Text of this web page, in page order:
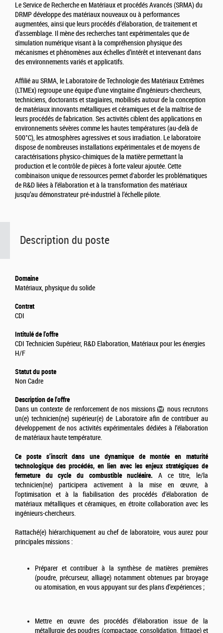
Description du poste
Domaine
Matériaux, physique du solide
Contrat
CDI
Intitulé de l'offre
CDI Technicien Supérieur, R&D Elaboration, Matériaux pour les énergies
H/F
Statut du poste
Non Cadre
Description de l'offre
Dans un contexte de renforcement de nos missions 🦁 nous recrutons
un(e) technicien(ne) supérieur(e) de Laboratoire afin de contribuer au
développement de nos activités expérimentales dédiées à l’élaboration
de matériaux haute température.
Ce poste s’inscrit dans une dynamique de montée en maturité
technologique des procédés, en lien avec les enjeux stratégiques de
fermeture du cycle du combustible nucléaire.
A ce titre, le/la
technicien(ne) participera activement à la mise en œuvre, à
l’optimisation et à la fiabilisation des procédés d’élaboration de
matériaux métalliques et céramiques, en étroite collaboration avec les
ingénieurs-chercheurs.
Rattaché(e) hiérarchiquement au chef de laboratoire, vous aurez pour
principales missions :
Préparer et contribuer à la synthèse de matières premières
(poudre, précurseur, alliage) notamment obtenues par broyage
ou atomisation, en vous appuyant sur des plans d’expériences ;
Mettre en œuvre des procédés d’élaboration issue de la
métallurgie des poudres (compactage, consolidation, frittage) et
Le Service de Recherche en Matériaux et procédés Avancés (SRMA) du
DRMP développe des matériaux nouveaux ou à performances
augmentées, ainsi que leurs procédés d’élaboration, de traitement et
d’assemblage. Il mène des recherches tant expérimentales que de
simulation numérique visant à la compréhension physique des
mécanismes et phénomènes aux échelles d’intérêt et intervenant dans
des environnements variés et applicatifs.
Affilié au SRMA, le Laboratoire de Technologie des Matériaux Extrêmes
(LTMEx) regroupe une équipe d’une vingtaine d’ingénieurs-chercheurs,
techniciens, doctorants et stagiaires, mobilisés autour de la conception
de matériaux innovants métalliques et céramiques et de la maîtrise de
leurs procédés de fabrication. Ses activités ciblent des applications en
environnements sévères comme les hautes températures (au-delà de
500°C), les atmosphères agressives et sous irradiation. Le laboratoire
dispose de nombreuses installations expérimentales et de moyens de
caractérisations physico-chimiques de la matière permettant la
production et le contrôle de pièces à forte valeur ajoutée. Cette
combinaison unique de ressources permet d'aborder les problématiques
de R&D liées à l’élaboration et à la transformation des matériaux
jusqu’au démonstrateur pré-industriel à l’échelle pilote.